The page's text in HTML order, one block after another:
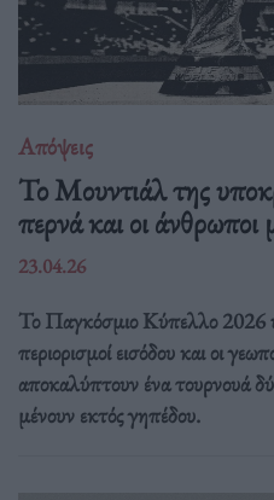
Απόψεις
Το Μουντιάλ της
περνά και οι άνθρωποι
23.04.26
Το Παγκόσμιο Κύπελλο 2026
περιορισμοί εισόδου και οι
αποκαλύπτουν ένα τουρνουά
μένουν εκτός γηπέδου.